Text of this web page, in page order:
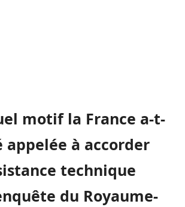
motif la France a-t-
appelée à accorder
technique
du Royaume-